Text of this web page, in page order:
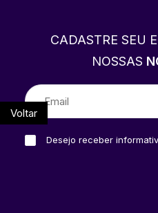
CADASTRE SEU
NOSSAS
Desejo receber
Voltar